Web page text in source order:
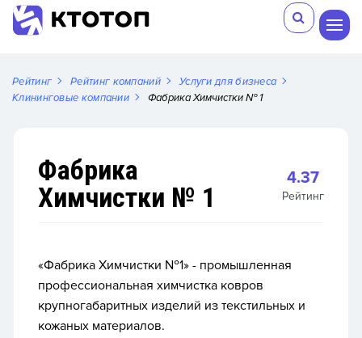
Рейтинг Рейтинг компаний
Услуги для бизнеса
Клининговые компании
Фабрика Химчистки № 1
Фабрика
Химчистки № 1
4.37
Рейтинг
«Фабрика Химчистки №1» - промышленная
профессиональная химчистка ковров
крупногабаритных изделий из текстильных и
кожаных материалов.